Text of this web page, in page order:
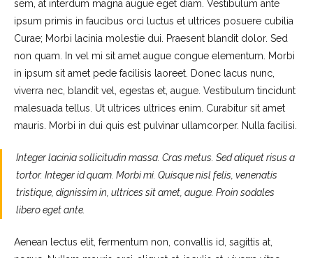
sem, at interdum magna augue eget diam. Vestibulum ante
ipsum primis in faucibus orci luctus et ultrices posuere cubilia
Curae; Morbi lacinia molestie dui. Praesent blandit dolor. Sed
non quam. In vel mi sit amet augue congue elementum. Morbi
in ipsum sit amet pede facilisis laoreet. Donec lacus nunc,
viverra nec, blandit vel, egestas et, augue. Vestibulum tincidunt
malesuada tellus. Ut ultrices ultrices enim. Curabitur sit amet
mauris. Morbi in dui quis est pulvinar ullamcorper. Nulla facilisi.
Integer lacinia sollicitudin massa. Cras metus. Sed aliquet risus a
tortor. Integer id quam. Morbi mi. Quisque nisl felis, venenatis
tristique, dignissim in, ultrices sit amet, augue. Proin sodales
libero eget ante.
Aenean lectus elit, fermentum non, convallis id, sagittis at,